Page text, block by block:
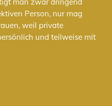
man zwar dringend
Person, nur mag
weil private
und teilweise mit